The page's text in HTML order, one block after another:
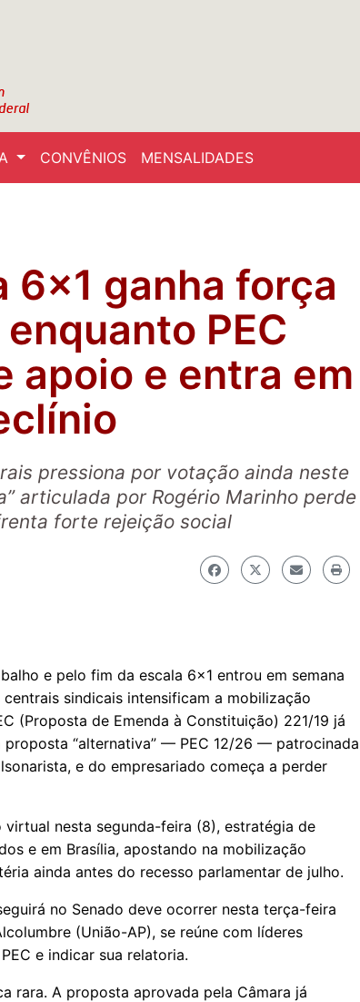
CONVÊNIOS MENSALIDADES
6×1 ganha força
PEC
apoio e entra em
pressiona por votação ainda neste
articulada por Rogério Marinho perde
forte rejeição social
e pelo fim da escala 6×1 entrou em semana
sindicais intensificam a mobilização
(Proposta de Emenda à Constituição) 221/19 já
“alternativa” — PEC 12/26 — patrocinada
e do empresariado começa a perder
nesta segunda-feira (8), estratégia de
e em Brasília, apostando na mobilização
ainda antes do recesso parlamentar de julho.
no Senado deve ocorrer nesta terça-feira
(União-AP), se reúne com líderes
e indicar sua relatoria.
rara. A proposta aprovada pela Câmara já